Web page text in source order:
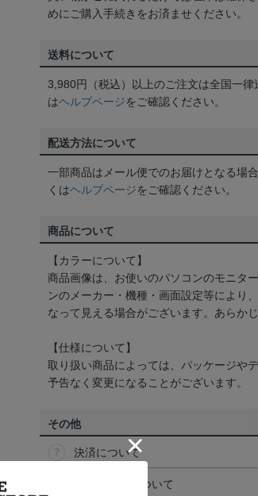
めにご購入手続きをお済ませください。
送料について
3,980円（税込）以上のご注文は全国一律
はヘルプページをご確認ください。
配送方法について
一部商品はメール便でのお届けとなる場
くはヘルプページをご確認ください。
商品について
【カラーについて】
商品画像は、お使いのパソコンのモニタ
ンのメーカー・機種・画面設定等により
なって見える場合がございます。あらか
【仕様について】
取り扱い商品によっては、パッケージや
予告なく変更になることがございます。
その他
決済について
ギフト対応について